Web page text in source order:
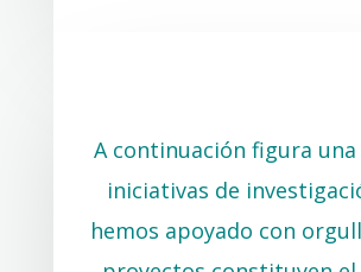
A continuación figura
iniciativas de
hemos apoyado con